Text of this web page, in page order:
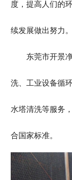
度，提高人们的
续发展做出努力。
东莞市开景净
洗、工业设备循
水塔清洗等服务
合国家标准。